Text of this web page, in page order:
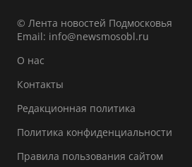
© Лента новостей Подмосковья
Email: info@newsmosobl.ru
О нас
Контакты
Редакционная политика
Политика конфиденциальности
Правила пользования сайтом